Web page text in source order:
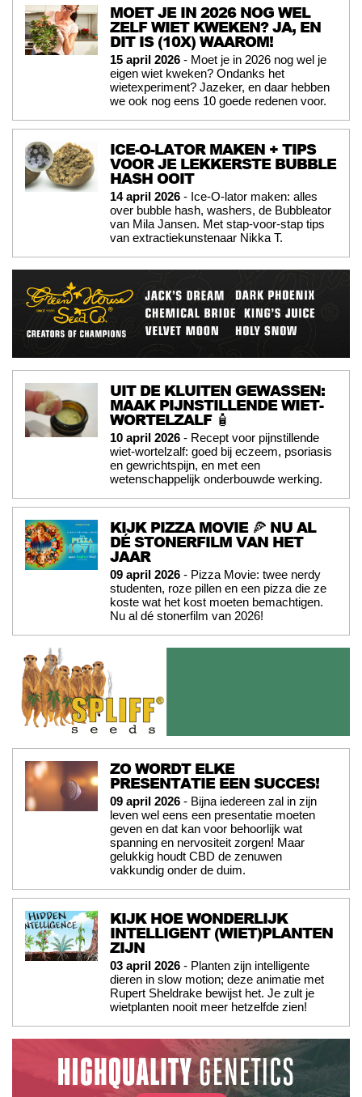
MOET JE IN 2026 NOG WEL
ZELF WIET KWEKEN? JA, EN
DIT IS (10X) WAAROM!
15 april 2026 - Moet je in 2026 nog wel je
eigen wiet kweken? Ondanks het
wietexperiment? Jazeker, en daar hebben
we ook nog eens 10 goede redenen voor.
ICE-O-LATOR MAKEN + TIPS
VOOR JE LEKKERSTE BUBBLE
HASH OOIT
14 april 2026 - Ice-O-lator maken: alles
over bubble hash, washers, de Bubbleator
van Mila Jansen. Met stap-voor-stap tips
van extractiekunstenaar Nikka T.
UIT DE KLUITEN GEWASSEN:
MAAK PIJNSTILLENDE WIET-
WORTELZALF 🧴
10 april 2026 - Recept voor pijnstillende
wiet-wortelzalf: goed bij eczeem, psoriasis
en gewrichtspijn, en met een
wetenschappelijk onderbouwde werking.
KIJK PIZZA MOVIE 🍕 NU AL
DÉ STONERFILM VAN HET
JAAR
09 april 2026 - Pizza Movie: twee nerdy
studenten, roze pillen en een pizza die ze
koste wat het kost moeten bemachtigen.
Nu al dé stonerfilm van 2026!
ZO WORDT ELKE
PRESENTATIE EEN SUCCES!
09 april 2026 - Bijna iedereen zal in zijn
leven wel eens een presentatie moeten
geven en dat kan voor behoorlijk wat
spanning en nervositeit zorgen! Maar
gelukkig houdt CBD de zenuwen
vakkundig onder de duim.
KIJK HOE WONDERLIJK
INTELLIGENT (WIET)PLANTEN
ZIJN
03 april 2026 - Planten zijn intelligente
dieren in slow motion; deze animatie met
Rupert Sheldrake bewijst het. Je zult je
wietplanten nooit meer hetzelfde zien!